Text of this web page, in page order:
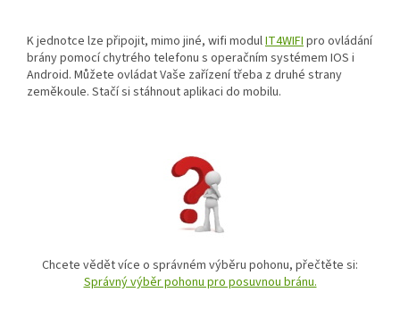
K jednotce lze připojit, mimo jiné, wifi modulIT4WIFIpro ovládání
brány pomocí chytrého telefonu s operačním systémem IOS i
Android. Můžete ovládat Vaše zařízení třeba z druhé strany
zeměkoule. Stačí si stáhnout aplikaci do mobilu.
Chcete vědět více o správném výběru pohonu, přečtěte si:
Správný výběr pohonu pro posuvnou bránu.